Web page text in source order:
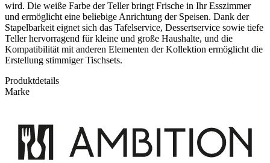
wird. Die weiße Farbe der Teller bringt Frische in Ihr Esszimmer
und ermöglicht eine beliebige Anrichtung der Speisen. Dank der
Stapelbarkeit eignet sich das Tafelservice, Dessertservice sowie tiefe
Teller hervorragend für kleine und große Haushalte, und die
Kompatibilität mit anderen Elementen der Kollektion ermöglicht die
Erstellung stimmiger Tischsets.
Produktdetails
Marke